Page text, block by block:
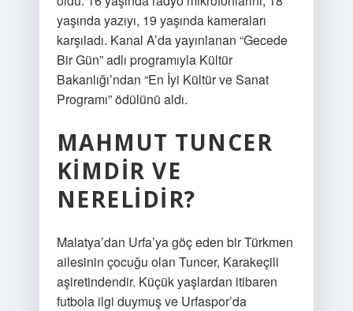
yaşında yazıyı, 19 yaşında kameraları
karşıladı. Kanal A’da yayınlanan “Gecede
Bir Gün” adlı programıyla Kültür
Bakanlığı’ndan “En İyi Kültür ve Sanat
Programı” ödülünü aldı.
MAHMUT TUNCER
KIMDIR VE
NERELIDIR?
Malatya’dan Urfa’ya göç eden bir Türkmen
ailesinin çocuğu olan Tuncer, Karakeçili
aşiretindendir. Küçük yaşlardan itibaren
futbola ilgi duymuş ve Urfaspor’da